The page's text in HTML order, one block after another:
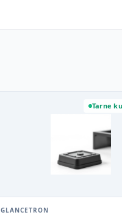
Tarne
GLANCETRON